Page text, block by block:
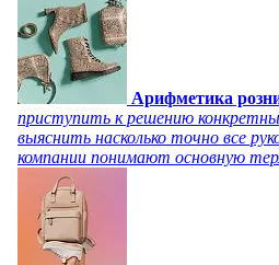
Арифметика
приступить к решению
выяснить насколько точно все
компании понимают основную